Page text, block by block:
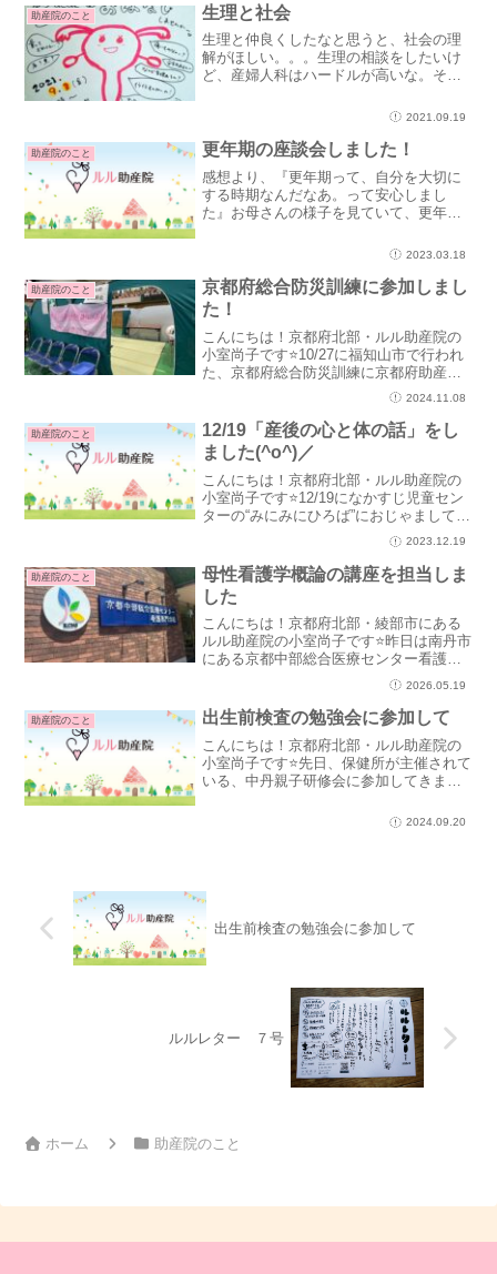
助産院のこと 生理と社会
生理と仲良くしたなと思うと、社会の理
解がほしい。。。生理の相談をしたいけ
ど、産婦人科はハードルが高いな。そも
で仕事を休むって言いづらいから、痛み
を買うお金がない。生理に...
2021.09.19
助産院のこと 更年期の座談会しました！
感想より、『更年期って、自分を大切に
する時期なんだなあ。って安心しまし
た』お母さんの様子を見ていて、更年期
20代は生理痛に悩まされて、30代に温活
なくなって。私も知らな...
2023.03.18
助産院のこと
京都府総合防災訓練に参加しまし
た！
こんにちは！京都府北部・ルル助産院の
小室尚子です⭐10/27に福知山市で行われ
た、京都府総合防災訓練に京都府助産師
会が参加しました。私も助産師会のメン
バーとして参加しました。日赤、リハビ
リ、福祉、看護、栄養、精神など多くの
専門機関が参加して...
2024.11.08
助産院のこと
12/19「産後の心と体の話」をし
ました(^o^)／
こんにちは！京都府北部・ルル助産院の
小室尚子です⭐12/19になかすじ児童セン
ターの“みにみにひろば”におじゃまして、
「産後の心と体の話」をしました♪みにみ
にひろばは毎週火曜日の10時半から未就
園児の親子を対象とした子育て広場で
す。なんと！...
2023.12.19
助産院のこと
母性看護学概論の講座を担当しま
した
こんにちは！京都府北部・綾部市にある
ルル助産院の小室尚子です⭐昨日は南丹市
にある京都中部総合医療センター看護専
門学校に行ってきましたご縁あって今年
で3回目 地域での活動を紹介する1コマ
を担当させてもらいました♬「母性看護
学としてだけでなく自...
2026.05.19
助産院のこと 出生前検査の勉強会に参加して
こんにちは！京都府北部・ルル助産院の
小室尚子です⭐先日、保健所が主催されて
いる、中丹親子研修会に参加してきまし
子先生による、『出生前検査』について
の勉強会でした。♪¨̮⑅*⋆｡♪¨̮⑅*⋆｡˚✩.*･ﾟ˚...
2024.09.20
出生前検査の勉強会に参加して
ルルレター ７号
ホーム 助産院のこと